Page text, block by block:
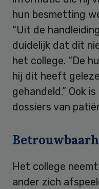
hun besmetting
“Uit de
duidelijk dat dit
het college. “De
hij dit heeft
gehandeld.” Ook
dossiers van
Het college
ander zich